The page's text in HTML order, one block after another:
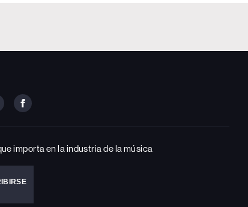
FOLLOW
ON
importa en la industria de la música